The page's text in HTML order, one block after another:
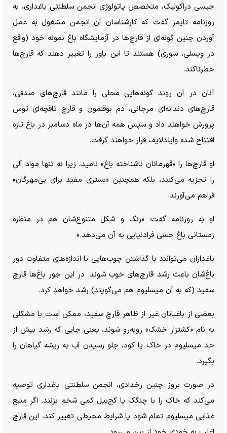
جیسی دراکولیک، متخصص پاتولوژی انجمن سلطنتی باغداری، به
روزنامه تایمز گفت که کارشناسان آن انجمن مشغول به عمل
آوردن چنین گونه‌ای از قارچ‌ها در آزمایشگاه باغ نمونه خود (واقع
در ویسلی، سوری) هستند تا این باور را تغییر دهند که قارچ‌ها
خطرناکند.
آنان در آن روند گونه‌هایی محلی را مانند قارچ‌های صدفی،
قارچ‌های دندانه‌ای مرجانی، دم بوقلمون و قارچ تاقچه‌ای توس
پرورش خواهند داد و سپس همه آن‌ها در ماه دسامبر در باغ تازه
افتتاح شده وایلدلایف قرار خواهند گرفت.
او قارچ‌ها را «قهرمانان ناشناخته باغ» نامید، زیرا نه تنها مواد آلی
را تجزیه می‌کنند، بلکه همچنین «بستری مفید برای بی‌مهرگان»
فراهم می‌آورند.
او به روزنامه گفت: «رنگ و شکل متنوع‌شان هم در منظره
زمستانی باغ حسی فرادنیایی به آن می‌دهد.»
باغداران می‌توانند با گذاشتن چوب‌هایی با اندازه‌های متفاوت دور
باغ‌شان باعث رشد قارچ‌های خوب شوند. در این جور باغ‌ها قارچ
سفید (که به آن میسلیوم هم می‌گویند) رشد خواهد کرد.
بعضی از باغبانان غیر از ظاهر قارچ سفید، ممکن است با مشکلی
به نام «کشتزار خشک» روبه‌رو شوند، یعنی جایی که رشد بیش از
حد میسلیوم در خاک یا کود، جلو رسیدن آب به ریشه گیاهان را
بگیرد.
در صورت بروز چنین رخدادی، انجمن سلطنتی باغداری توصیه
می‌کند که خاک را با چنگک یا کج‌بیل کمی شخم بزنند. اگر منبع
غذایی میسلیوم تمام شود یا شرایط محیطی تغییر کند، این قارچ